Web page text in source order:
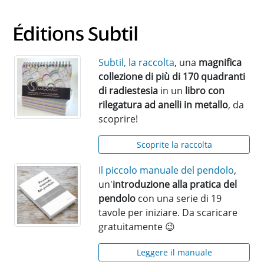
Subtil, la raccolta, una magnifica
collezione di più di 170 quadranti
di radiestesia in un libro con
rilegatura ad anelli in metallo, da
scoprire!
Scoprite la raccolta
Il piccolo manuale del pendolo,
un'introduzione alla pratica del
pendolo con una serie di 19
tavole per iniziare. Da scaricare
gratuitamente 😉
Leggere il manuale